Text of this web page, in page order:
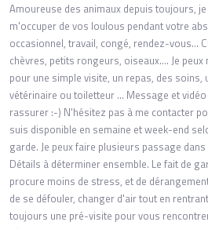
Amoureuse des animaux depuis toujours,
m'occuper de vos loulous pendant votre
occasionnel, travail, congé, rendez-vous...
chèvres, petits rongeurs, oiseaux.... Je
pour une simple visite, un repas, des soins,
vétérinaire ou toiletteur ... Message et
rassurer :-) N'hésitez pas à me contacter
suis disponible en semaine et week-end
garde. Je peux faire plusieurs passage
Détails à déterminer ensemble. Le fait de
procure moins de stress, et de
de se défouler, changer d'air tout en
toujours une pré-visite pour vous